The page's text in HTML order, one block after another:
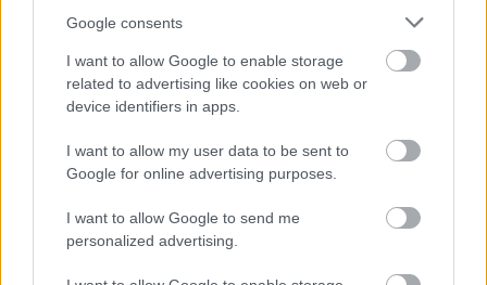
Google consents
I want to allow Google to enable storage
related to advertising like cookies on web or
device identifiers in apps.
I want to allow my user data to be sent to
Google for online advertising purposes.
I want to allow Google to send me
personalized advertising.
Atcelt Ziņot